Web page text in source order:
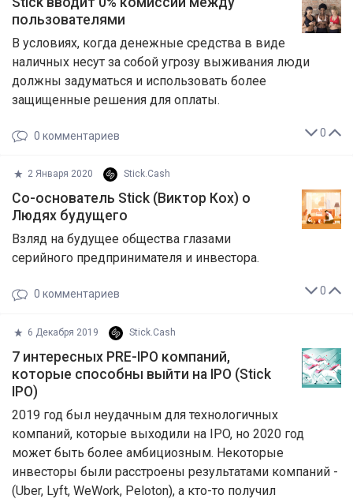
пользователями
В условиях, когда денежные средства в виде
наличных несут за собой угрозу выживания люди
должны задуматься и использовать более
защищенные решения для оплаты.
0
0 комментариев
2 Января 2020 Stick.Cash
Со-основатель Stick (Виктор Кох) о
Людях будущего
Взляд на будущее общества глазами
серийного предпринимателя и инвестора.
0
0 комментариев
6 Декабря 2019 Stick.Cash
7 интересных PRE-IPO компаний,
которые способны выйти на IPO (Stick
IPO)
2019 год был неудачным для технологичных
компаний, которые выходили на IPO, но 2020 год
может быть более амбициозным. Некоторые
инвесторы были расстроены результатами компаний -
(Uber, Lyft, WeWork, Peloton), а кто-то получил